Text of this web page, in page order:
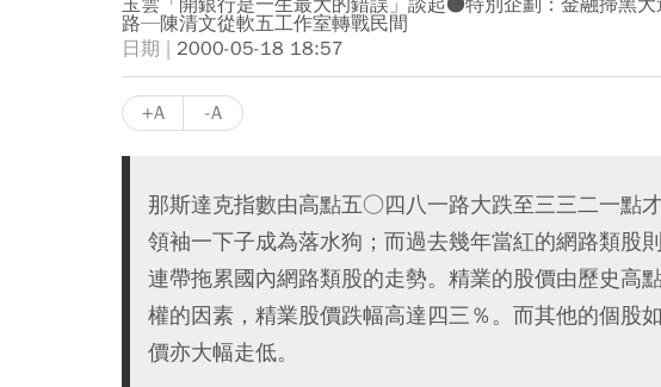
玉雲「開銀行是一生最大的錯誤」談起●特別企劃：金融掃黑
路─陳清文從軟五工作室轉戰民間
2000-05-18 18:57
+A -A
那斯達克指數由高點五○四八一路大跌至三三二一點
領袖一下子成為落水狗；而過去幾年當紅的網路類股
連帶拖累國內網路類股的走勢。精業的股價由歷史高
權的因素，精業股價跌幅高達四三％。而其他的個股
價亦大幅走低。